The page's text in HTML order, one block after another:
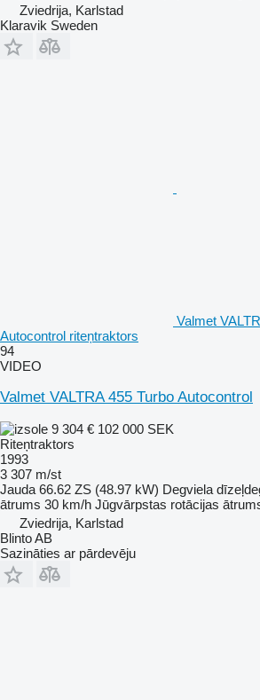
Zviedrija, Karlstad
Klaravik Sweden
Valmet
Autocontrol riteņtraktors
94
VIDEO
Valmet VALTRA 455 Turbo Autocontrol
9 304 € 102 000 SEK
Riteņtraktors
1993
3 307 m/st
Jauda 66.62 ZS (48.97 kW) Degviela
ātrums 30 km/h Jūgvārpstas rotācijas
Zviedrija, Karlstad
Blinto AB
Sazināties ar pārdevēju